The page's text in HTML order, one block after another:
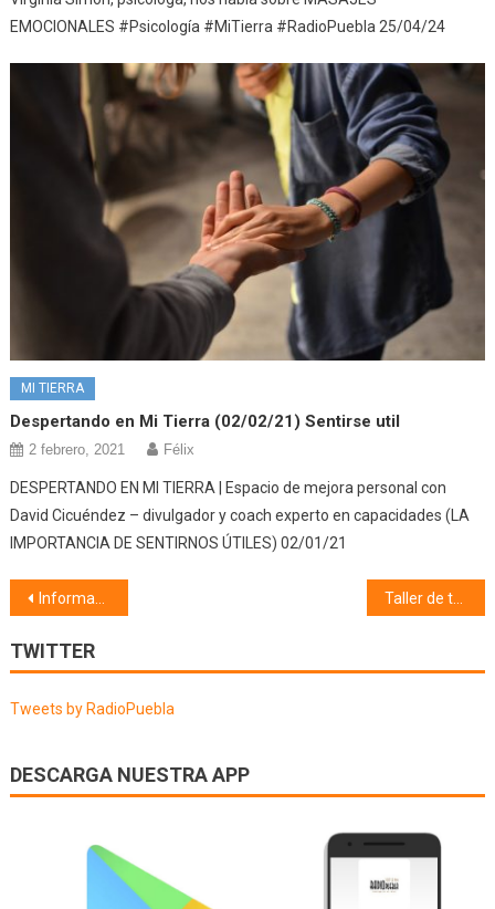
EMOCIONALES #Psicología #MiTierra #RadioPuebla 25/04/24
MI TIERRA
Despertando en Mi Tierra (02/02/21) Sentirse util
2 febrero, 2021 Félix
DESPERTANDO EN MI TIERRA | Espacio de mejora personal con
David Cicuéndez – divulgador y coach experto en capacidades (LA
IMPORTANCIA DE SENTIRNOS ÚTILES) 02/01/21
Navegación
de
entradas
Información municipal (15/06/18) Taller de trajes tradicionales (18/06/18)
TWITTER
Tweets by RadioPuebla
DESCARGA NUESTRA APP